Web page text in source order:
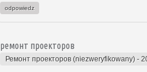
odpowiedz
ремонт проекторов
Ремонт проекторов (niezweryfikowany) -